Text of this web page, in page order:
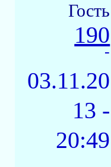
Гость
190
-
03.11.20
13 -
20:49